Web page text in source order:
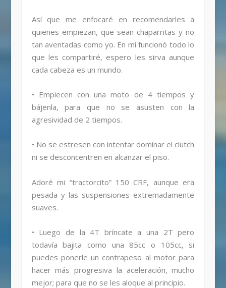
Así que me enfocaré en recomendarles a
quienes empiezan, que sean chaparritas y no
tan aventadas como yo. En mí funcionó todo lo
que les compartiré, espero les sirva aunque
cada cabeza es un mundo.
• Empiecen con una moto de 4 tiempos y
bájenla, para que no se asusten con la
agresividad de 2 tiempos.
• No se estresen con intentar dominar el clutch
ni se desconcentren en alcanzar el piso.
Adoré mi “tractorcito” 150 CRF, aunque era
pesada y las suspensiones extremadamente
suaves.
• Luego de la 4T bríncate a una 2T pero
todavía bajita como una 85cc o 105cc, si
puedes ponerle un contrapeso al motor para
hacer más progresiva la aceleración, mucho
mejor; para que no se les aloque al principio.